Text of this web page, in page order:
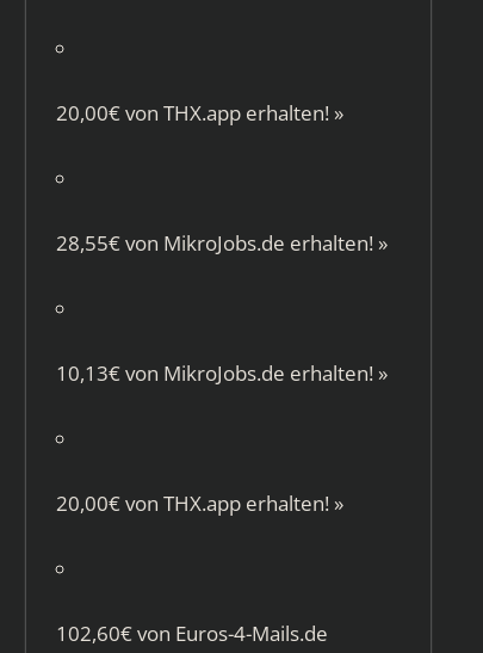
20,00€ vonTHX.app erhalten! »
28,55€ von MikroJobs.de erhalten! »
10,13€ von MikroJobs.de erhalten! »
20,00€ vonTHX.app erhalten! »
102,60€ von Euros-4-Mails.de